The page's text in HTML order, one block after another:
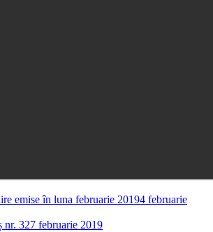
emise în luna februarie 20194 februarie
nr. 327 februarie 2019